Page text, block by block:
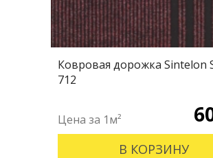
Ковровая дорожка Sintelon
712
В КОРЗИНУ